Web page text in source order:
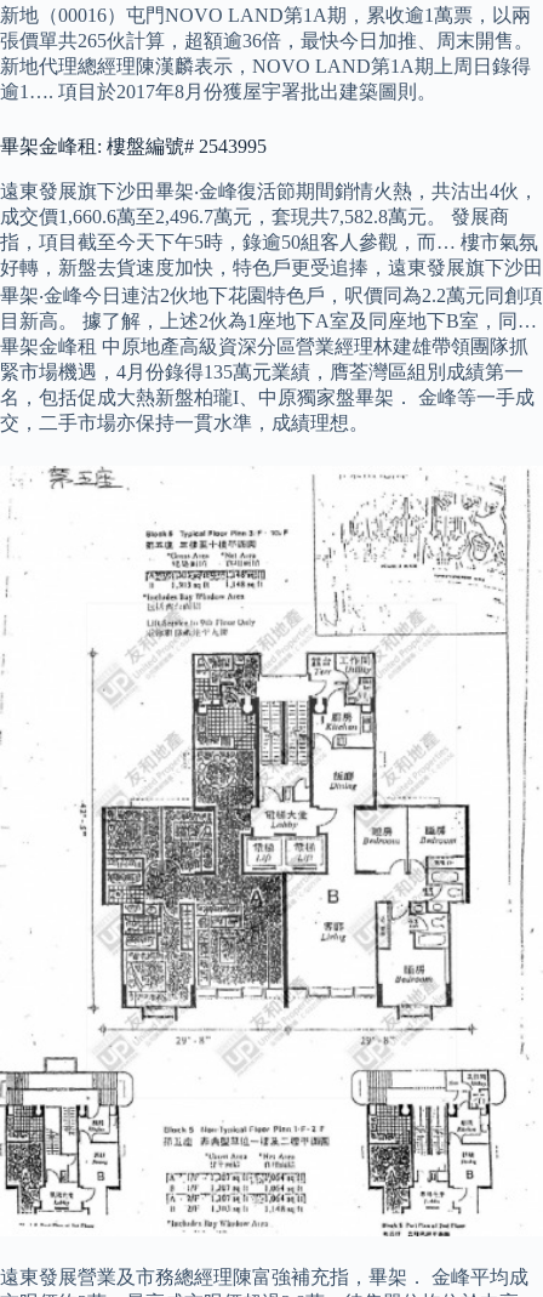
新地（00016）屯門NOVO LAND第1A期，累收逾1萬票，以兩
張價單共265伙計算，超額逾36倍，最快今日加推、周末開售。
新地代理總經理陳漢麟表示，NOVO LAND第1A期上周日錄得
逾1…. 項目於2017年8月份獲屋宇署批出建築圖則。
畢架金峰租: 樓盤編號# 2543995
遠東發展旗下沙田畢架‧金峰復活節期間銷情火熱，共沽出4伙，
成交價1,660.6萬至2,496.7萬元，套現共7,582.8萬元。 發展商
指，項目截至今天下午5時，錄逾50組客人參觀，而… 樓市氣氛
好轉，新盤去貨速度加快，特色戶更受追捧，遠東發展旗下沙田
畢架‧金峰今日連沽2伙地下花園特色戶，呎價同為2.2萬元同創項
目新高。 據了解，上述2伙為1座地下A室及同座地下B室，同…
畢架金峰租 中原地產高級資深分區營業經理林建雄帶領團隊抓
緊市場機遇，4月份錄得135萬元業績，膺荃灣區組別成績第一
名，包括促成大熱新盤柏瓏I、中原獨家盤畢架． 金峰等一手成
交，二手市場亦保持一貫水準，成績理想。
遠東發展營業及市務總經理陳富強補充指，畢架． 金峰平均成